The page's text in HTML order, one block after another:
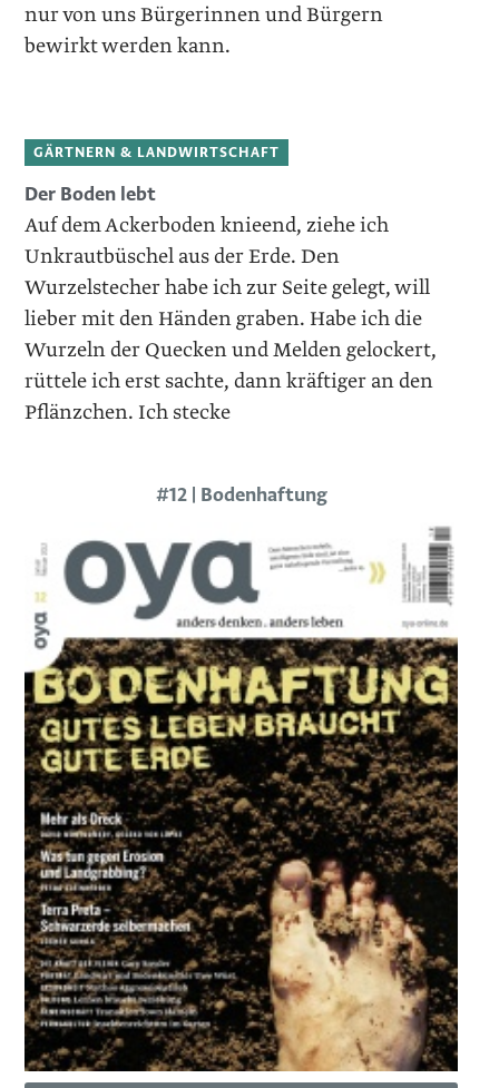
nur von uns Bürgerinnen und Bürgern
bewirkt werden kann.
GÄRTNERN & LANDWIRTSCHAFT
Der Boden lebt
Auf dem Ackerboden knieend, ziehe ich
Unkrautbüschel aus der Erde. Den
Wurzelstecher habe ich zur Seite gelegt, will
lieber mit den Händen graben. Habe ich die
Wurzeln der Quecken und Melden gelockert,
rüttele ich erst sachte, dann kräftiger an den
Pflänzchen. Ich stecke
#12 | Bodenhaftung